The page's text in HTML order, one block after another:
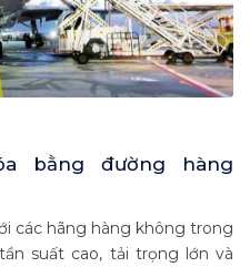
bằng đường hàng
các hãng hàng không trong
suất cao, tải trọng lớn và